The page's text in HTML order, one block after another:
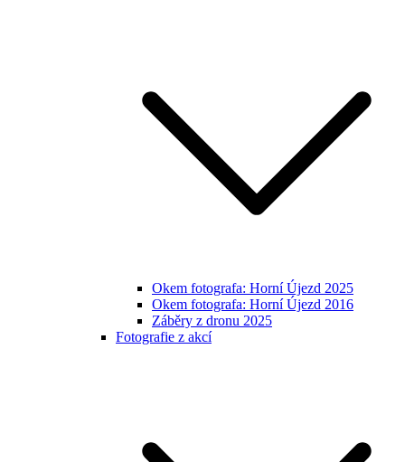
Okem fotografa: Horní Újezd 2025
Okem fotografa: Horní Újezd 2016
Záběry z dronu 2025
Fotografie z akcí